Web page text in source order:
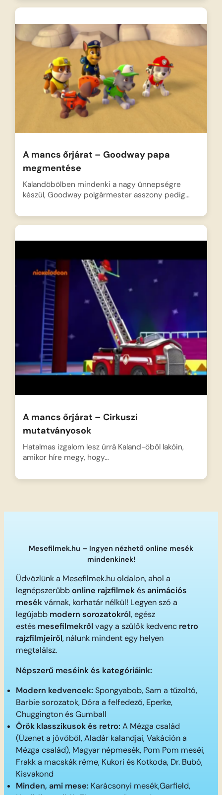
A mancs őrjárat – Goodway papa
megmentése
Kalandöbölben mindenki a nagy ünnepségre
készül, Goodway polgármester asszony pedig…
A mancs őrjárat – Cirkuszi
mutatványosok
Hatalmas izgalom lesz úrrá Kaland-öböl lakóin,
amikor híre megy, hogy…
Mesefilmek.hu – Ingyen nézhető online mesék
mindenkinek!
Üdvözlünk a Mesefilmek.hu oldalon, ahol a
legnépszerűbbonline rajzfilmekésanimációs
mesékvárnak, korhatár nélkül! Legyen szó a
legújabb modern sorozatokról, egész
estés mesefilmekről vagy a szülők kedvenc retro
rajzfilmjeiről, nálunk mindent egy helyen
megtalálsz.
Népszerű meséink és kategóriáink:
Modern kedvencek: Spongyabob, Sam a tűzoltó,
Barbie sorozatok, Dóra a felfedező, Eperke,
Chuggington és Gumball
Örök klasszikusok és retro: A Mézga család
(Üzenet a jövőből, Aladár kalandjai, Vakáción a
Mézga család), Magyar népmesék, Pom Pom meséi,
Frakk a macskák réme, Kukori és Kotkoda, Dr. Bubó,
Kisvakond
Minden, ami mese: Karácsonyi mesék,Garfield,